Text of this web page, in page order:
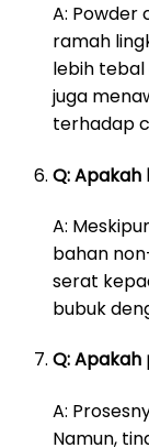
A: Powder
ramah
lebih tebal
juga
terhadap
Q: Apakah
A:
bahan
serat
bubuk
Q:
A:
Namun,